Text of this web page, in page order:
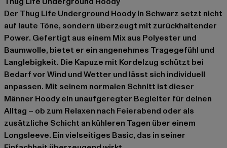
Der Thug Life Underground Hoody in Schwarz setzt nicht
auf laute Töne, sondern überzeugt mit zurückhaltender
Power. Gefertigt aus einem Mix aus Polyester und
Baumwolle, bietet er ein angenehmes Tragegefühl und
Langlebigkeit. Die Kapuze mit Kordelzug schützt bei
Bedarf vor Wind und Wetter und lässt sich individuell
anpassen. Mit seinem normalen Schnitt ist dieser
Männer Hoody ein unaufgeregter Begleiter für deinen
Alltag – ob zum Relaxen nach Feierabend oder als
zusätzliche Schicht an kühleren Tagen über einem
Longsleeve. Ein vielseitiges Basic, das in seiner